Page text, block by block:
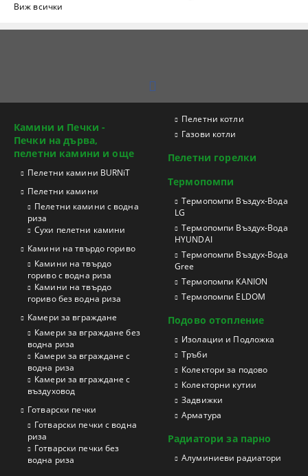
Виж всички
Камини и Печки -
Печки на дърва,
пелетни камини и още
Пелетни камини BURNiT
Пелетни камини
Пелетни камини с водна
риза
Сухи пелетни камини
Камини на твърдо гориво
Камини на твърдо
гориво с водна риза
Камини на твърдо
гориво без водна риза
Камери за вграждане
Камери за вграждане без
водна риза
Камери за вграждане с
водна риза
Камери за вграждане с
въздуховод
Готварски печки
Готварски печки с водна
риза
Готварски печки без
водна риза
Пелетни котли
Газови котли
Пелетни горелки
Термопомпи
Tермопомпи Въздух-Вода
LG
Термопомпи Въздух-Вода
HYUNDAI
Термопомпи Въздух-Вода
Gree
Термопомпи KANION
Термопомпи ELDOM
Подово отопление
Изолации и Подложка
Тръби
Колектори за подово
Колекторни кутии
Задвижки
Арматура
Радиатори за парно
Aлуминиеви радиатори